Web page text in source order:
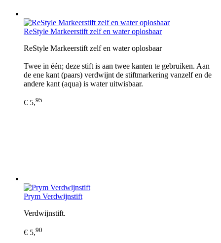
ReStyle Markeerstift zelf en water oplosbaar
ReStyle Markeerstift zelf en water oplosbaar
Twee in één; deze stift is aan twee kanten te gebruiken. Aan
de ene kant (paars) verdwijnt de stiftmarkering vanzelf en de
andere kant (aqua) is water uitwisbaar.
€ 5,95
Prym Verdwijnstift
Verdwijnstift.
€ 5,90